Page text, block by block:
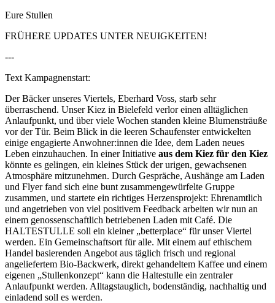
Eure Stullen
FRÜHERE UPDATES UNTER NEUIGKEITEN!
---
Text Kampagnenstart:
Der Bäcker unseres Viertels, Eberhard Voss, starb sehr
überraschend. Unser Kiez in Bielefeld verlor einen alltäglichen
Anlaufpunkt, und über viele Wochen standen kleine Blumensträuße
vor der Tür. Beim Blick in die leeren Schaufenster entwickelten
einige engagierte Anwohner:innen die Idee, dem Laden neues
Leben einzuhauchen. In einer Initiative aus dem Kiez für den Kiez
könnte es gelingen, ein kleines Stück der urigen, gewachsenen
Atmosphäre mitzunehmen. Durch Gespräche, Aushänge am Laden
und Flyer fand sich eine bunt zusammengewürfelte Gruppe
zusammen, und startete ein richtiges Herzensprojekt: Ehrenamtlich
und angetrieben von viel positivem Feedback arbeiten wir nun an
einem genossenschaftlich betriebenen Laden mit Café. Die
HALTESTULLE soll ein kleiner „betterplace“ für unser Viertel
werden. Ein Gemeinschaftsort für alle. Mit einem auf ethischem
Handel basierenden Angebot aus täglich frisch und regional
angeliefertem Bio-Backwerk, direkt gehandeltem Kaffee und einem
eigenen „Stullenkonzept“ kann die Haltestulle ein zentraler
Anlaufpunkt werden. Alltagstauglich, bodenständig, nachhaltig und
einladend soll es werden.